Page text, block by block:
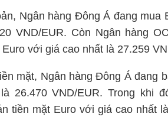
Ngân hàng Đông Á đang mua
VND/EUR. Còn Ngân hàng
với giá cao nhất là 27.259
mặt, Ngân hàng Đông Á đang
26.470 VND/EUR. Trong khi
tiền mặt Euro với giá cao nhất